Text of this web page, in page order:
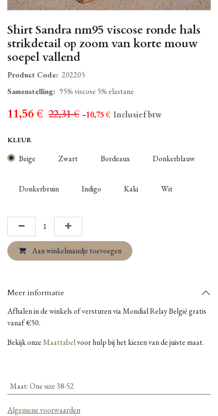
Shirt Sandra nm95 viscose ronde hals
strikdetail op zoom van korte mouw
soepel vallend
Product Code: 202205
Samenstelling: 95% viscose 5% elastane
11,56€ 22,31€ - 10,75€ Inclusief btw
KLEUR
Beige Zwart Bordeaux Donkerblauw
Donkerbruin Indigo Kaki Wit
Aan winkelmandje toevoegen
Meer informatie
Afhalen in de winkels of versturen via Mondial Relay België gratis
vanaf €50.
Bekijk onzeMaattabelvoor hulp bij het kiezen van de juiste maat.
Maat:One size 38-52
Algemene voorwaarden